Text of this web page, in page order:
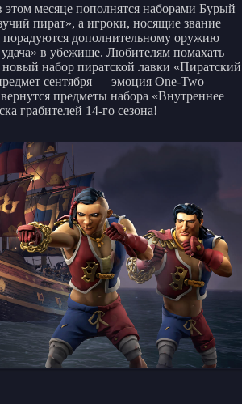
этом месяце пополнятся наборами Бурый
пират», а игроки, носящие звание
порадуются дополнительному оружию
в убежище. Любителям помахать
набор пиратской лавки «Пиратский
сентября — эмоция One-Two
предметы набора «Внутреннее
грабителей 14-го сезона!